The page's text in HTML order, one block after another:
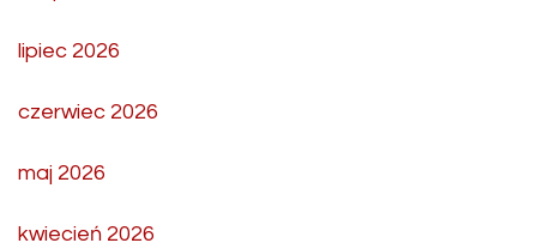
lipiec 2026
czerwiec 2026
maj 2026
kwiecień 2026